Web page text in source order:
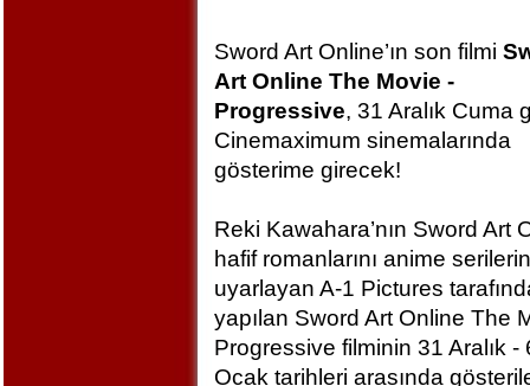
Sword Art Online’ın son filmi
Art Online The Movie -
Progressive, 31 Aralık Cuma
Cinemaximum sinemalarında
gösterime girecek!
Reki Kawahara’nın Sword Art
hafif romanlarını anime
uyarlayan A-1 Pictures
yapılan Sword Art Online The
Progressive filminin 31 Aralık -
Ocak tarihleri arasında